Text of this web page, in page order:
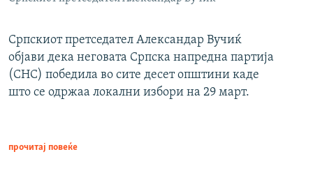
Српскиот претседател Александар Вучиќ
објави дека неговата Српска напредна партија
(СНС) победила во сите десет општини каде
што се одржаа локални избори на 29 март.
прочитај повеќе